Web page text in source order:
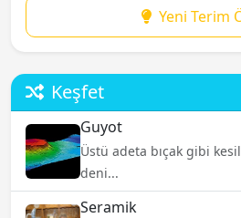
Yeni Terim
Keşfet
Guyot
Üstü adeta bıçak gibi
deni...
Seramik